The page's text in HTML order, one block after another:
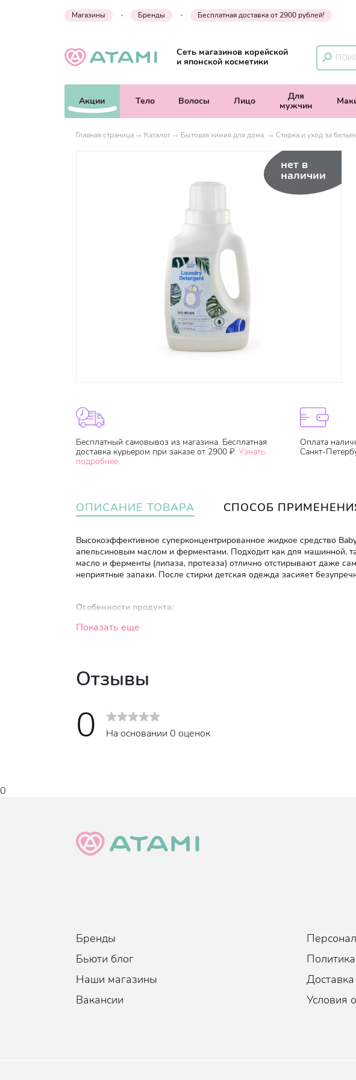
Магазины Бренды Бесплатная доставка от 2900 рублей!
Сеть магазинов корейской
и японской косметики
Акции Тело Волосы Лицо
Для
мужчин
Главная страница Каталог Бытовая химия для дома Стирка и уход за
нет в
наличии
Бесплатный самовывоз из магазина. Бесплатная
доставка курьером при заказе от 2900 ₽. Узнать
подробнее.
Оплата
Санкт-
ОПИСАНИЕ ТОВАРА СПОСОБ
Высокоэффективное суперконцентрированное жидкое средство
апельсиновым маслом и ферментами. Подходит как для машинной,
масло и ферменты (липаза, протеаза) отлично отстирывают даже
неприятные запахи. После стирки детская одежда засияет
Особенности продукта:
PH нейтральный.
При производстве используется экологически чистое сырье,
пеногаситель).
Показать еще
Отзывы
0 На основании 0 оценок
0
Бренды
Бьюти блог
Наши магазины
Вакансии
Условия